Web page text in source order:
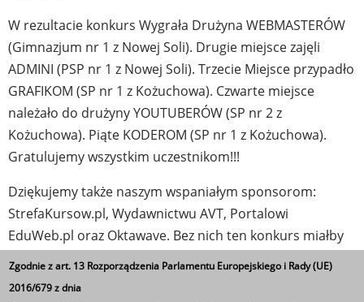
W rezultacie konkurs Wygrała Drużyna WEBMASTERÓW
(Gimnazjum nr 1 z Nowej Soli). Drugie miejsce zajęli
ADMINI (PSP nr 1 z Nowej Soli). Trzecie Miejsce przypadło
GRAFIKOM (SP nr 1 z Kożuchowa). Czwarte miejsce
należało do drużyny YOUTUBERÓW (SP nr 2 z
Kożuchowa). Piąte KODEROM (SP nr 1 z Kożuchowa).
Gratulujemy wszystkim uczestnikom!!!
Dziękujemy także naszym wspaniałym sponsorom:
StrefaKursow.pl, Wydawnictwu AVT, Portalowi
EduWeb.pl oraz Oktawave. Bez nich ten konkurs miałby
mniejszą atrakcyjność i rangę.
Specjalne podziękowania należą się też uczniom z klasy
Zgodnie z art. 13 Rozporządzenia Parlamentu Europejskiego i Rady (UE)
2016/679 z dnia